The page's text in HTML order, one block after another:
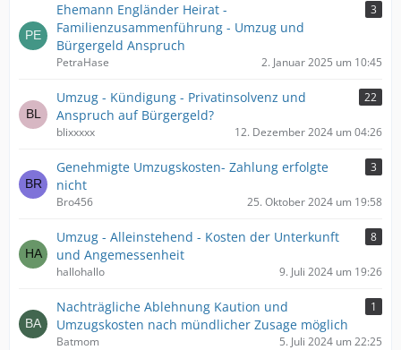
Ehemann Engländer Heirat -
Familienzusammenführung - Umzug und
Bürgergeld Anspruch
3
PetraHase 2. Januar 2025 um 10:45
Umzug - Kündigung - Privatinsolvenz und
Anspruch auf Bürgergeld?
22
blixxxxx 12. Dezember 2024 um 04:26
Genehmigte Umzugskosten- Zahlung erfolgte
nicht
3
Bro456 25. Oktober 2024 um 19:58
Umzug - Alleinstehend - Kosten der Unterkunft
und Angemessenheit
8
hallohallo 9. Juli 2024 um 19:26
Nachträgliche Ablehnung Kaution und
Umzugskosten nach mündlicher Zusage möglich
1
Batmom 5. Juli 2024 um 22:25